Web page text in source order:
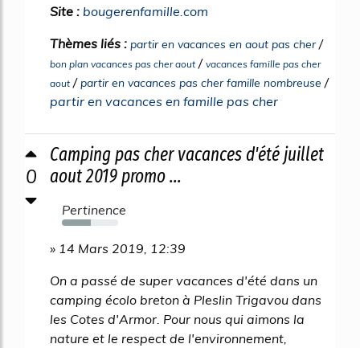
Site : bougerenfamille.com
Thèmes liés : partir en vacances en aout pas cher/
bon plan vacances pas cher aout/ vacances famille pas cher
aout/ partir en vacances pas cher famille nombreuse /
partir en vacances en famille pas cher
0
Camping pas cher vacances d'été juillet
aout 2019 promo ...
Pertinence
52%
» 14 Mars 2019, 12:39
On a passé de super vacances d'été dans un
camping écolo breton à Pleslin Trigavou dans
les Cotes d'Armor. Pour nous qui aimons la
nature et le respect de l'environnement,